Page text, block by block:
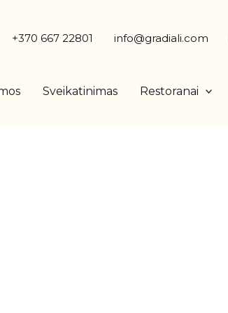
+370 667 22801 info@gradiali.com
Sveikatinimas Restoranai